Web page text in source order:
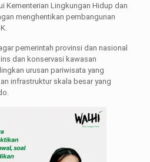
Kementerian Lingkungan Hidup dan
menghentikan pembangunan
pemerintah provinsi dan nasional
dan konservasi kawasan
urusan pariwisata yang
infrastruktur skala besar yang